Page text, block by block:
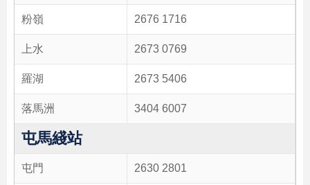
粉嶺 2676 1716
上水 2673 0769
羅湖 2673 5406
落馬洲 3404 6007
屯馬綫站
屯門 2630 2801